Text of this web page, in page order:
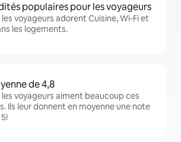
populaires pour les voyageurs
les voyageurs adorent Cuisine, Wi-Fi et
les logements.
de 4,8
les voyageurs aiment beaucoup ces
Ils leur donnent en moyenne une note